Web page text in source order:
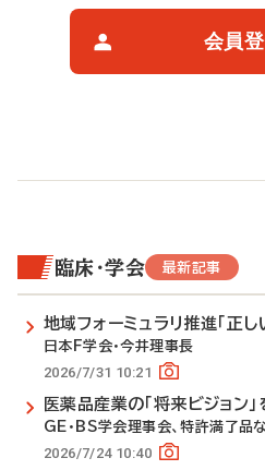
会員
臨床・学会 最新記事
地域フォーミュラリ推進「正し
日本F学会・今井理事長
2026/7/31 10:21
医薬品産業の「将来ビジョン」
GE・BS学会理事会、特許満了品
2026/7/24 10:40